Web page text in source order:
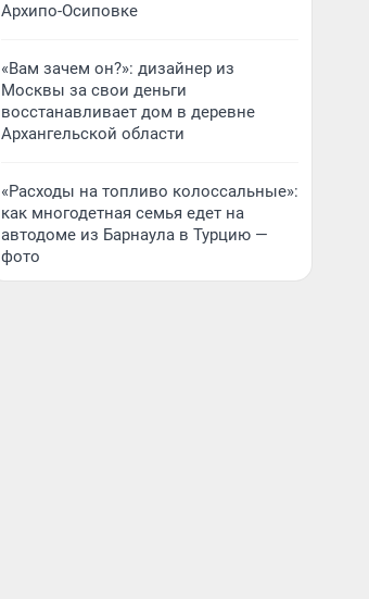
Архипо-Осиповке
«Вам зачем он?»: дизайнер из
Москвы за свои деньги
восстанавливает дом в деревне
Архангельской области
«Расходы на топливо колоссальные»:
как многодетная семья едет на
автодоме из Барнаула в Турцию —
фото